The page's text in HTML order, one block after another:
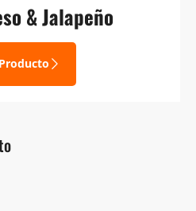
& Jalapeño